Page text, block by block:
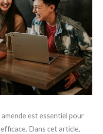
est essentiel pour
Dans cet article,